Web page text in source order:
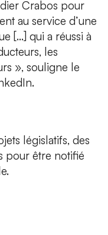
Crabos pour
au service d’une
[…] qui a réussi à
les
», souligne le
législatifs, des
pour être notifié